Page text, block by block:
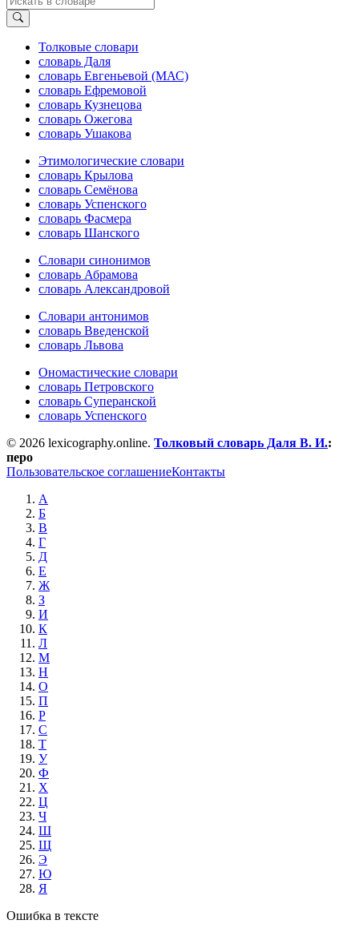
Толковые словари
словарь Даля
словарь Евгеньевой (МАС)
словарь Ефремовой
словарь Кузнецова
словарь Ожегова
словарь Ушакова
Этимологические словари
словарь Крылова
словарь Семёнова
словарь Успенского
словарь Фасмера
словарь Шанского
Словари синонимов
словарь Абрамова
словарь Александровой
Словари антонимов
словарь Введенской
словарь Львова
Ономастические словари
словарь Петровского
словарь Суперанской
словарь Успенского
© 2026 lexicography.online. Толковый словарь Даля В. И.:
перо
Пользовательское соглашениеКонтакты
А
Б
В
Г
Д
Е
Ж
З
И
К
Л
М
Н
О
П
Р
С
Т
У
Ф
Х
Ц
Ч
Ш
Щ
Э
Ю
Я
Ошибка в тексте